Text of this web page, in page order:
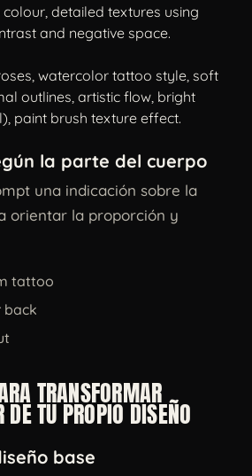
detailed textures using
and negative space.
watercolor tattoo style, soft
outlines, artistic flow, bright
paint brush texture effect.
la parte del cuerpo
una indicación sobre la
orientar la proporción y
tattoo
back
TRANSFORMAR
TU PROPIO DISEÑO
base